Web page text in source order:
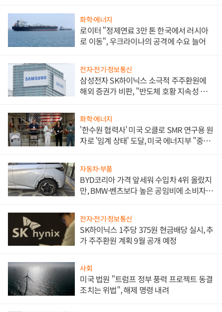
화학·에너지
로이터 "정제연료 3만 톤 한국에서 러시아
로 이동", 우크라이나의 공격에 수요 늘어
전자·전기·정보통신
삼성전자 SK하이닉스 소극적 주주환원에
해외 증권가 비판, "반도체 호황 지속성 의
화학·에너지
'한수원 협력사' 미국 오클로 SMR 연구용 원
자로 '임계 상태' 도달, 미국 에너지부 "중요
자동차·부품
BYD코리아 가격 앞세워 수입차 4위 올랐지
만, BMW·벤츠보다 높은 공임비에 소비자
전자·전기·정보통신
SK하이닉스 1주당 375원 현금배당 실시, 추
가 주주환원 계획 9월 공개 예정
사회
미국 법원 "트럼프 정부 풍력 프로젝트 동결
조치는 위법", 해제 명령 내려